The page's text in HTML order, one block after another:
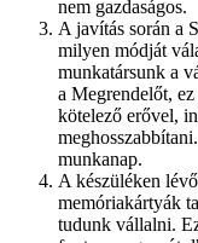
nem gazdaságos.
A javítás során a
milyen módját
munkatársunk a
a Megrendelőt,
kötelező erővel,
munkanap.
A készüléken
memóriakártyák
tudunk vállalni.